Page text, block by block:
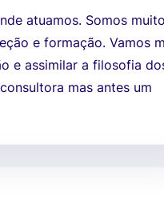
atuamos. Somos
e formação. Vamos
e assimilar a filosofia
mas antes um